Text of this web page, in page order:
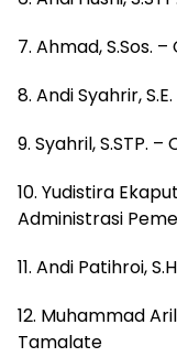
7. Ahmad, S.Sos.
8. Andi Syahrir,
9. Syahril, S.STP.
10. Yudistira
Administrasi
11. Andi Patihroi,
12. Muhammad
Tamalate